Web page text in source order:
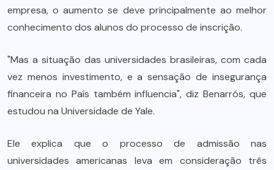
empresa, o aumento se deve principalmente ao melhor
conhecimento dos alunos do processo de inscrição.
"Mas a situação das universidades brasileiras, com cada
vez menos investimento, e a sensação de insegurança
financeira no País também influencia", diz Benarrós, que
estudou na Universidade de Yale.
Ele explica que o processo de admissão nas
universidades americanas leva em consideração três